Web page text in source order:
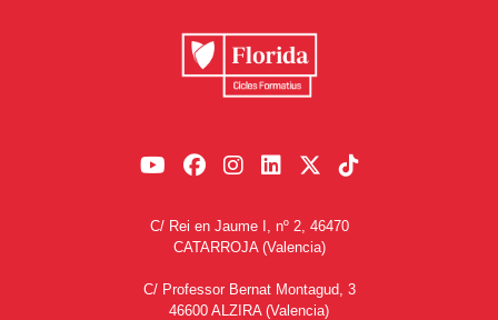
C/ Rei en Jaume I, nº 2, 46470
CATARROJA (Valencia)
C/ Professor Bernat Montagud, 3
46600 ALZIRA (Valencia)